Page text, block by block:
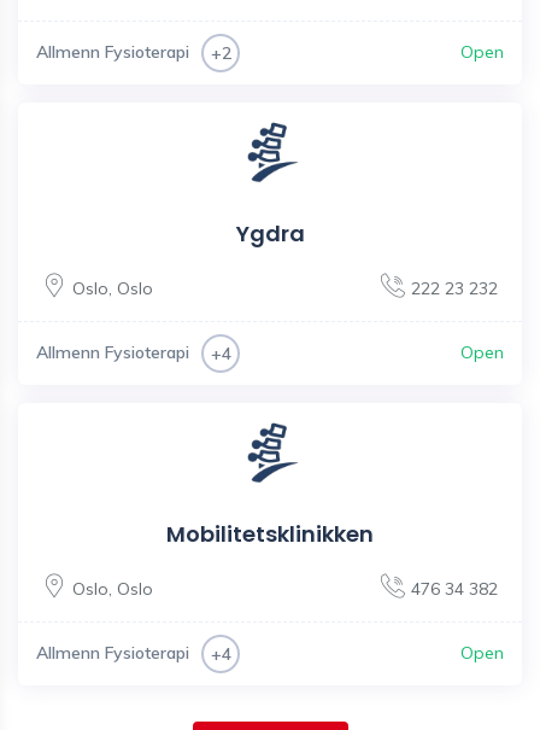
Allmenn Fysioterapi +2 Open
Ygdra
Oslo Oslo 222 23 232
Allmenn Fysioterapi +4 Open
Mobilitetsklinikken
Oslo Oslo 476 34 382
Allmenn Fysioterapi +4 Open